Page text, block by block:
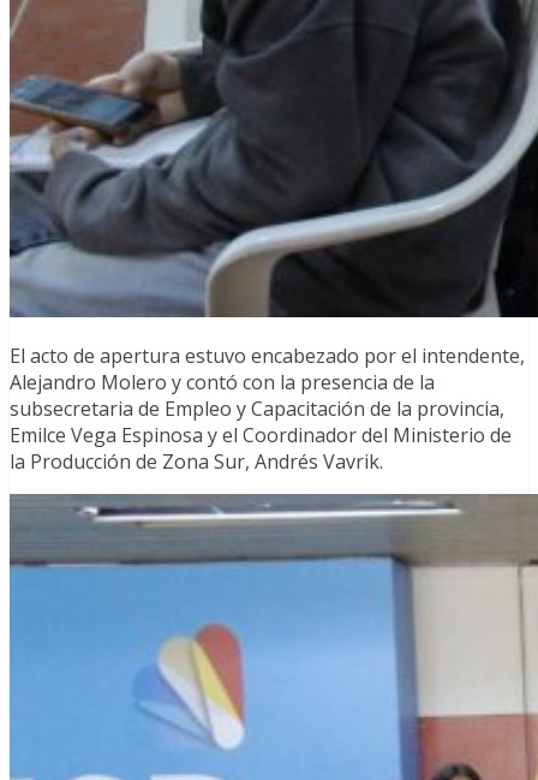
El acto de apertura estuvo encabezado por el intendente,
Alejandro Molero y contó con la presencia de la
subsecretaria de Empleo y Capacitación de la provincia,
Emilce Vega Espinosa y el Coordinador del Ministerio de
la Producción de Zona Sur, Andrés Vavrik.